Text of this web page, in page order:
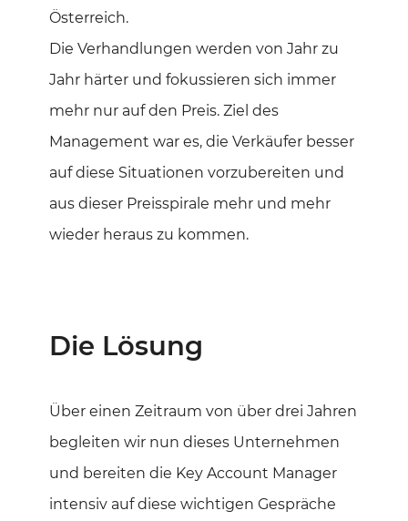
Österreich.
Die Verhandlungen werden von Jahr zu
Jahr härter und fokussieren sich immer
mehr nur auf den Preis. Ziel des
Management war es, die Verkäufer besser
auf diese Situationen vorzubereiten und
aus dieser Preisspirale mehr und mehr
wieder heraus zu kommen.
Die Lösung
Über einen Zeitraum von über drei Jahren
begleiten wir nun dieses Unternehmen
und bereiten die Key Account Manager
intensiv auf diese wichtigen Gespräche